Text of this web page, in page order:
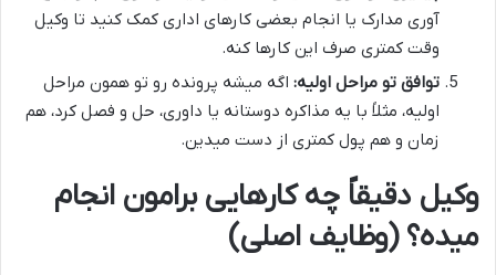
آوری مدارک یا انجام بعضی کارهای اداری کمک کنید تا وکیل
وقت کمتری صرف این کارها کنه.
توافق تو مراحل اولیه: اگه میشه پرونده رو تو همون مراحل
اولیه، مثلاً با یه مذاکره دوستانه یا داوری، حل و فصل کرد، هم
زمان و هم پول کمتری از دست میدین.
وکیل دقیقاً چه کارهایی برامون انجام
میده؟ (وظایف اصلی)